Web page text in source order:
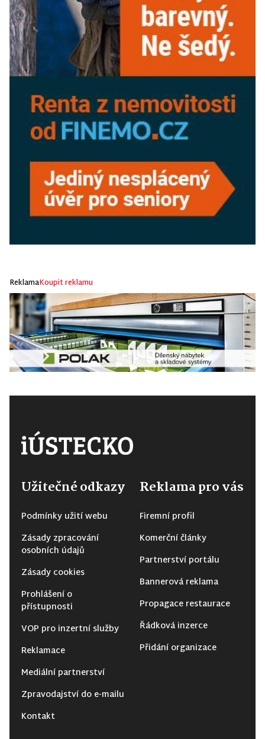
ReklamaKoupit reklamu
Užitečné odkazy
Podmínky užití webu
Zásady zpracování
osobních údajů
Zásady cookies
Prohlášení o
přístupnosti
VOP pro inzertní služby
Reklamace
Mediální partnerství
Zpravodajství do e-mailu
Kontakt
Reklama pro vás
Firemní profil
Komerční články
Partnerství portálu
Bannerová reklama
Propagace restaurace
Řádková inzerce
Přidání organizace